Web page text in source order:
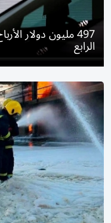
497 مليون دولار
الرابع